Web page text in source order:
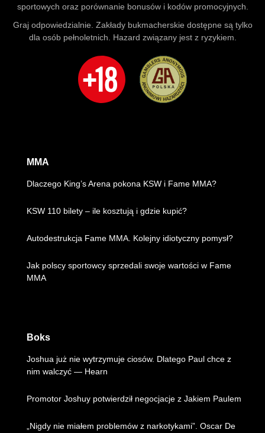
sportowych oraz porównanie bonusów i kodów promocyjnych.
Graj odpowiedzialnie. Zakłady bukmacherskie dostępne są tylko
dla osób pełnoletnich. Hazard związany jest z ryzykiem.
MMA
Dlaczego King’s Arena pokona KSW i Fame MMA?
KSW 110 bilety – ile kosztują i gdzie kupić?
Autodestrukcja Fame MMA. Kolejny idiotyczny pomysł?
Jak polscy sportowcy sprzedali swoje wartości w Fame
MMA
Boks
Joshua już nie wytrzymuje ciosów. Dlatego Paul chce z
nim walczyć — Hearn
Promotor Joshuy potwierdził negocjacje z Jakiem Paulem
„Nigdy nie miałem problemów z narkotykami”. Oscar De